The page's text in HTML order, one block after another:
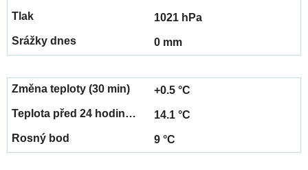
1021 hPa
0 mm
+0.5 °C
14.1 °C
9 °C